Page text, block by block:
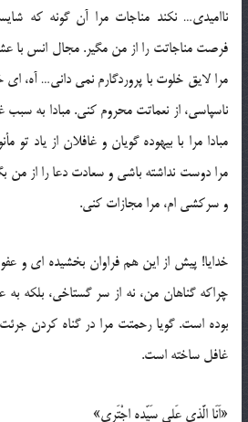
ناامیدی… نکند مناجات مرا آن گونه که
فرصت مناجاتت را از من مگیر. مجال انس با
مرا لایق خلوت با پروردگارم نمی دانی… آه،
ناسپاسی، از نعماتت محروم کنی. مبادا به سبب
مبادا مرا با بیهوده گویان و غافلان از یاد
مرا دوست نداشته باشی و سعادت دعا را از من
و سرکشی ام، مرا مجازات کنی.
خدایا! پیش از این هم فراوان بخشیده ای و
چراکه گناهان من، نه از سر گستاخی، بلکه
بوده است. گویا رحمتت مرا در گناه کردن
غافل ساخته است.
«اَنَا الَّذِی عَلی سَیِّدِهِ اجْتَری»